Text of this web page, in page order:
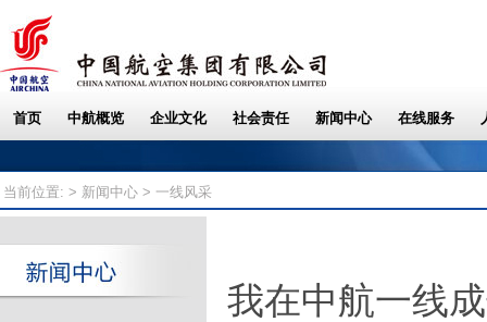
当前位置: > 新闻中心 > 一线风采
我在中航一线